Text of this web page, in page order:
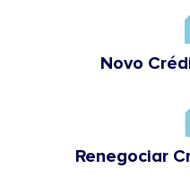
Novo
Renegociar